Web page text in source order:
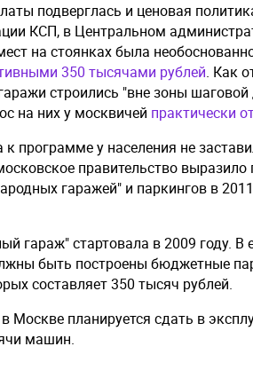
подверглась и ценовая
КСП, в Центральном
на стоянках была
350 тысячами рублей. Как
строились "вне зоны шаговой
на них у москвичей практически
к программе у населения не
правительство выразило
гаражей" и паркингов в
гараж" стартовала в 2009 году. В
быть построены бюджетные
составляет 350 тысяч рублей.
Москве планируется сдать в
машин.